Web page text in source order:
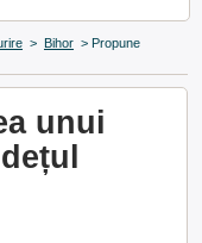
> Bihor > Propune
unui